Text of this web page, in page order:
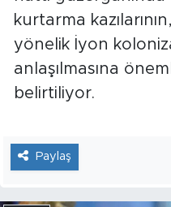
kurtarma
yönelik İyon
anlaşılmasına
belirtiliyor.
Paylaş